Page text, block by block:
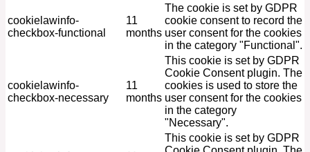
cookielawinfo-
checkbox-functional
11
months
The cookie is set by GDPR
cookie consent to record the
user consent for the cookies
in the category "Functional".
cookielawinfo-
checkbox-necessary
11
months
This cookie is set by GDPR
Cookie Consent plugin. The
cookies is used to store the
user consent for the cookies
in the category
"Necessary".
This cookie is set by GDPR